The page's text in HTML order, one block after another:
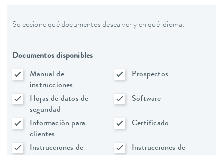
Seleccione qué documentos desea ver y en qué idioma:
Documentos disponibles
Manual de
instrucciones
Prospectos
Hojas de datos de
seguridad
Software
Información para
clientes
Certificado
Instrucciones de
Instrucciones de